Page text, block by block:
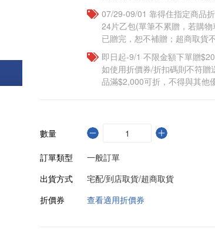
07/29-09/01 靠得住指定商品
24片乙包(單筆不累贈，若購
已贈完，恕不補贈；超商取貨
即日起-9/1 不限金額下單贈
如使用折價券/折扣碼則不符
品滿$2,000可折，不得與其他
數量
訂單類型
一般訂單
出貨方式
宅配/到店取貨/超商取貨
折價券
查看適用折價券